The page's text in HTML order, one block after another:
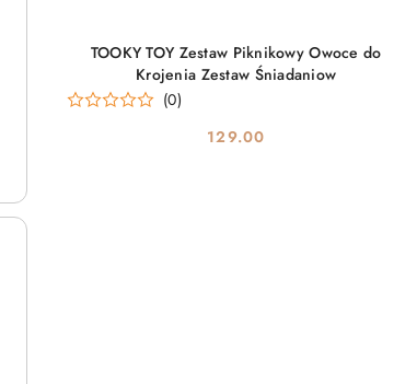
TOOKY TOY Zestaw Piknikowy Owoce do
Krojenia Zestaw Śniadaniow
(0)
Cena:
129.00
DO KOSZYKA